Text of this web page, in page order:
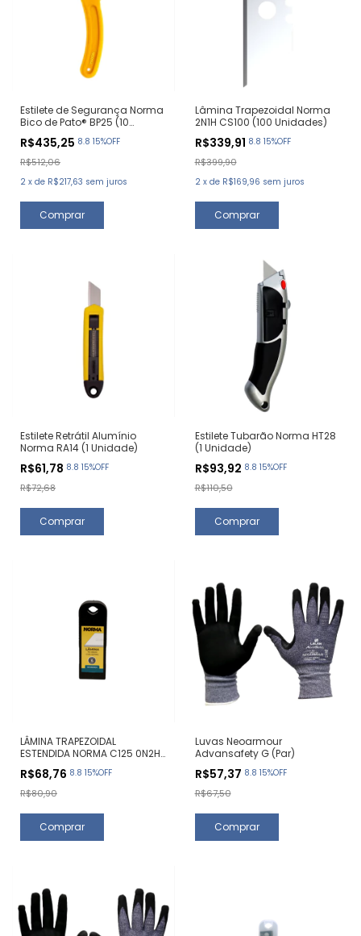
Estilete de Segurança Norma
Bico de Pato® BP25 (10
R$435,25 8.8 15%OFF
R$512,06
2 x de R$217,63 sem juros
Lâmina Trapezoidal Norma
2N1H CS100 (100 Unidades)
R$339,91 8.8 15%OFF
R$399,90
2 x de R$169,96 sem juros
Estilete Retrátil Alumínio
Norma RA14 (1 Unidade)
R$61,78 8.8 15%OFF
R$72,68
Estilete Tubarão Norma HT28
(1 Unidade)
R$93,92 8.8 15%OFF
R$110,50
LÂMINA TRAPEZOIDAL
ESTENDIDA NORMA C125 0N2H
R$68,76 8.8 15%OFF
R$80,90
Luvas Neoarmour
Advansafety G (Par)
R$57,37 8.8 15%OFF
R$67,50